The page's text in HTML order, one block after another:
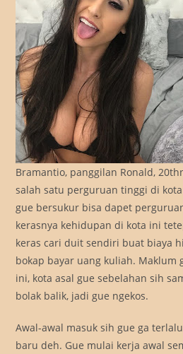
Bramantio, panggilan Ronald,
salah satu perguruan tinggi di kota
gue bersukur bisa dapet
kerasnya kehidupan di kota ini
keras cari duit sendiri buat biaya
bokap bayar uang kuliah. Maklum
ini, kota asal gue sebelahan sih
bolak balik, jadi gue ngekos.
Awal-awal masuk sih gue ga
baru deh. Gue mulai kerja awal